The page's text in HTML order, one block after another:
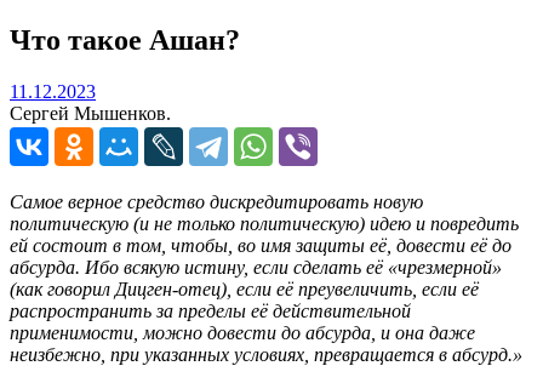
Что такое Ашан?
11.12.202311.12.2023
Сергей Мышенков.
Самое верное средство дискредитировать новую
политическую (и не только политическую) идею и повредить
ей состоит в том, чтобы, во имя защиты её, довести её до
абсурда. Ибо всякую истину, если сделать её «чрезмерной»
(как говорил Дицген-отец), если её преувеличить, если её
распространить за пределы её действительной
применимости, можно довести до абсурда, и она даже
неизбежно, при указанных условиях, превращается в абсурд.»